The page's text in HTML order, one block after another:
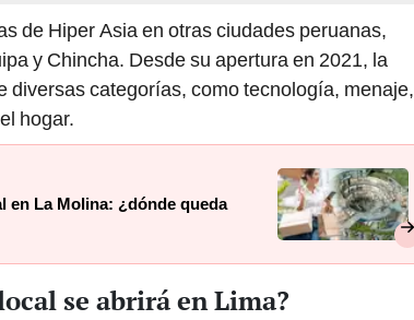
de Hiper Asia en otras ciudades peruanas,
y Chincha. Desde su apertura en 2021, la
diversas categorías, como tecnología, menaje,
hogar.
en La Molina: ¿dónde queda
se abrirá en Lima?